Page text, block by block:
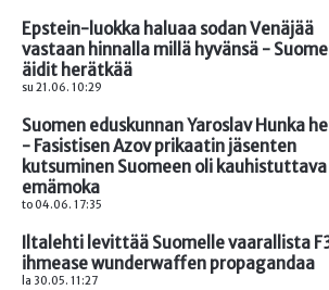
Epstein-luokka haluaa sodan Venäjää
vastaan hinnalla millä hyvänsä -
äidit herätkää
su 21.06. 10:29
Suomen eduskunnan Yaroslav Hunka
- Fasistisen Azov prikaatin jäsenten
kutsuminen Suomeen oli kauhistuttava
emämoka
to 04.06. 17:35
Iltalehti levittää Suomelle vaarallista
ihmease wunderwaffen propagandaa
la 30.05. 11:27